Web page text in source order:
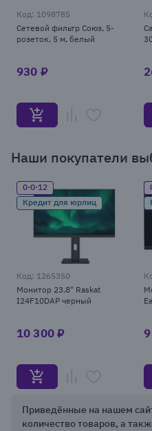
Код: 1098785
Сетевой фильтр Союз, 5-
розеток, 5 м, белый
930 ₽
1
of
25
Наши покупатели
0·0·12
Кредит для юрлиц
Код: 1265350
Монитор 23.8" Raskat
I24F10DAP черный
10 300 ₽
Приведённые на нашем
количество товаров, а